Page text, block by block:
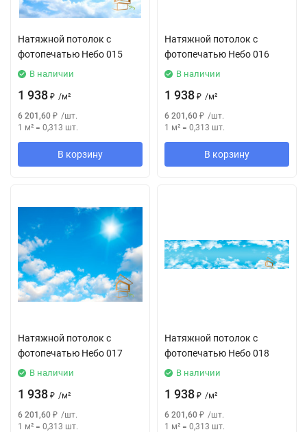
Натяжной потолок с
фотопечатью Небо 015
В наличии
1 938 ₽ /м²
6 201,60 ₽ /шт.
1 м² = 0,313 шт.
В корзину
Натяжной потолок с
фотопечатью Небо 016
В наличии
1 938 ₽ /м²
6 201,60 ₽ /шт.
1 м² = 0,313 шт.
В корзину
Натяжной потолок с
фотопечатью Небо 017
В наличии
1 938 ₽ /м²
6 201,60 ₽ /шт.
1 м² = 0,313 шт.
Натяжной потолок с
фотопечатью Небо 018
В наличии
1 938 ₽ /м²
6 201,60 ₽ /шт.
1 м² = 0,313 шт.